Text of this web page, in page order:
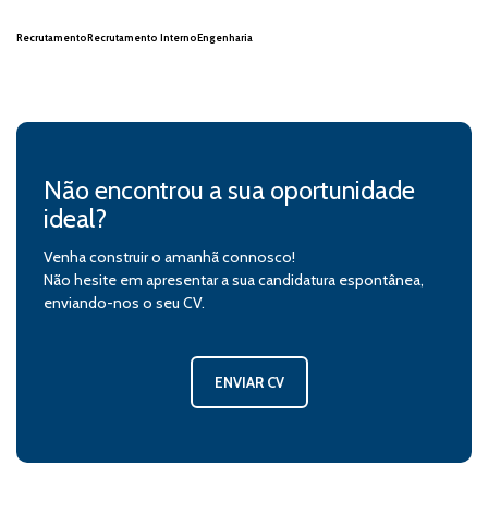
Recrutamento Recrutamento Interno Engenharia
Não encontrou a sua oportunidade
ideal?
Venha construir o amanhã connosco!
Não hesite em apresentar a sua candidatura espontânea,
enviando-nos o seu CV.
ENVIAR CV